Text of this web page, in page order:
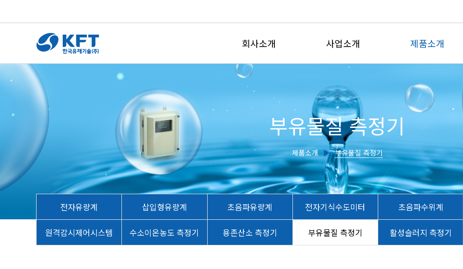
회사소개
인사말
회사연혁
인증현황
주요실적
찾아오시는길
사업소개
계측제어사업부
유량교정센터
제품소개
삽입형유량계
전자기식수도미터
초음파수위계
유량감시판넬
교정서비스
원격감시제어시스템
수소이온농도 측정기
부유물질 측정기
제품소개 ▶ 부유물질 측정기
전자유량계 삽입형유량계 초음파유량계 전자기식수도미터 초음파수위계
원격감시제어시스템 수소이온농도 측정기 용존산소 측정기 부유물질 측정기 활성슬러지 측정기